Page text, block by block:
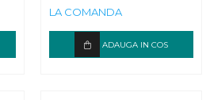
LA COMANDA
ADAUGA IN COS